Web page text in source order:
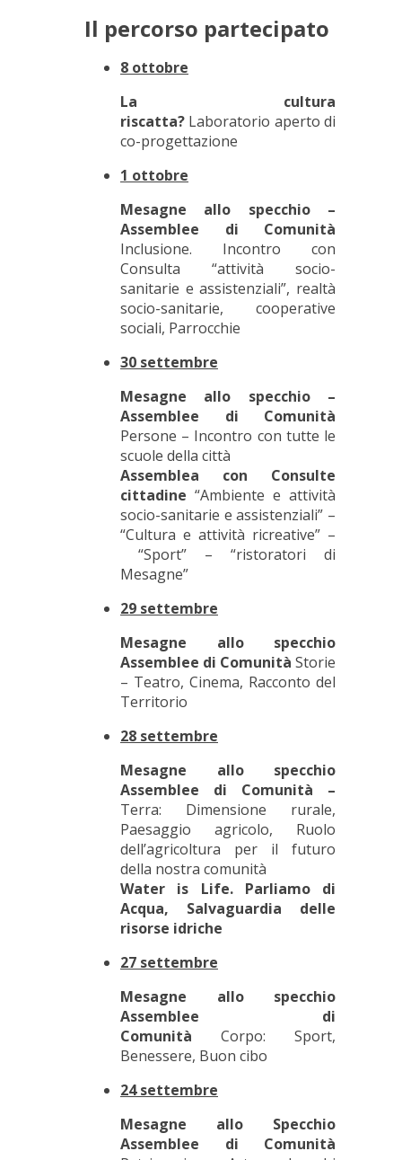
Il percorso partecipato
8 ottobre
La cultura
riscatta? Laboratorio aperto di
co-progettazione
1 ottobre
Mesagne allo specchio –
Assemblee di Comunità
Inclusione. Incontro con
Consulta “attività socio-
sanitarie e assistenziali”, realtà
socio-sanitarie, cooperative
sociali, Parrocchie
30 settembre
Mesagne allo specchio –
Assemblee di Comunità
Persone – Incontro con tutte le
scuole della città
Assemblea con Consulte
cittadine “Ambiente e attività
socio-sanitarie e assistenziali” –
“Cultura e attività ricreative” –
“Sport” – “ristoratori di
Mesagne”
29 settembre
Mesagne allo specchio
Assemblee di Comunità Storie
– Teatro, Cinema, Racconto del
Territorio
28 settembre
Mesagne allo specchio
Assemblee di Comunità –
Terra: Dimensione rurale,
Paesaggio agricolo, Ruolo
dell’agricoltura per il futuro
della nostra comunità
Water is Life. Parliamo di
Acqua, Salvaguardia delle
risorse idriche
27 settembre
Mesagne allo specchio
Assemblee di
Comunità Corpo: Sport,
Benessere, Buon cibo
24 settembre
Mesagne allo Specchio
Assemblee di Comunità